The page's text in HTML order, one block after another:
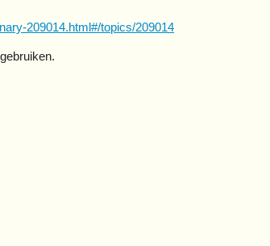
209014.html#/topics/209014